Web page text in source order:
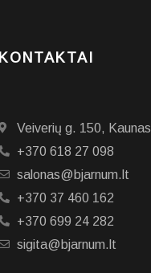
KONTAKTAI
Veiverių g. 150, Kaunas
+370 618 27 098
salonas@bjarnum.lt
+370 37 460 162
+370 699 24 282
sigita@bjarnum.lt